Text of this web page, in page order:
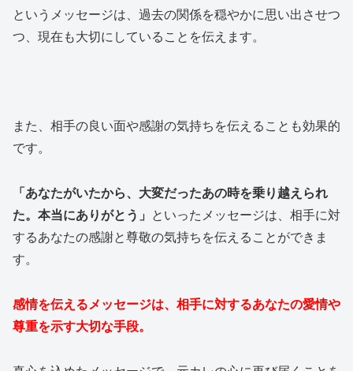
というメッセージは、過去の関係を穏やかに思い出させつ
つ、現在も大切にしていることを伝えます。
また、相手の良い面や感謝の気持ちを伝えることも効果的
です。
「あなたがいたから、大変だったあの時を乗り越えられ
た。本当にありがとう」
といったメッセージは、相手に対
するあなたの感謝と尊敬の気持ちを伝えることができま
す。
感情を伝えるメッセージは、相手に対するあなたの愛情や
尊重を示す大切な手段。